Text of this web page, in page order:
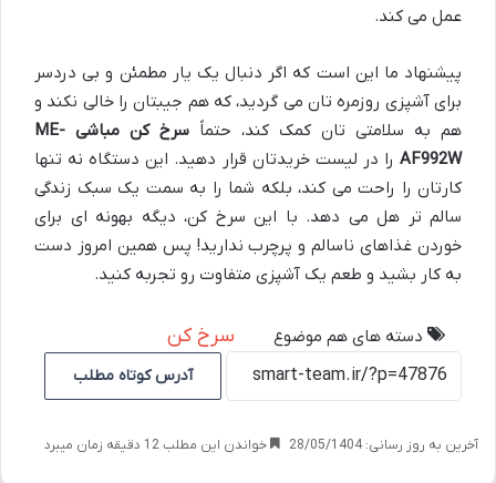
عمل می کند.
پیشنهاد ما این است که اگر دنبال یک یار مطمئن و بی دردسر
برای آشپزی روزمره تان می گردید، که هم جیبتان را خالی نکند و
هم به سلامتی تان کمک کند، حتماً
سرخ کن مباشی ME-
AF992W را در لیست خریدتان قرار دهید. این دستگاه نه تنها
کارتان را راحت می کند، بلکه شما را به سمت یک سبک زندگی
سالم تر هل می دهد. با این سرخ کن، دیگه بهونه ای برای
خوردن غذاهای ناسالم و پرچرب ندارید! پس همین امروز دست
به کار بشید و طعم یک آشپزی متفاوت رو تجربه کنید.
دسته های هم موضوع سرخ کن
آدرس کوتاه مطلب
آخرین به روز رسانی: 28/05/1404 خواندن این مطلب 12 دقیقه زمان میبرد